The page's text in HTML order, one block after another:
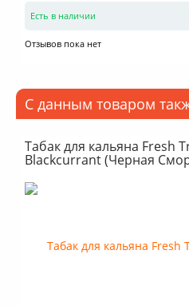
Есть в наличии
Отзывов пока нет
С данным товаром
Табак для кальяна Fresh
Blackcurrant (Черная